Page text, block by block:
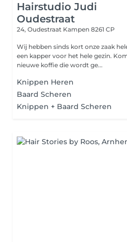
Hairstudio Judi
Oudestraat
24, Oudestraat Kampen 8261 CP
Wij hebben sinds kort onze zaak
een kapper voor het hele gezin.
nieuwe koffie die wordt ge...
Knippen Heren
Baard Scheren
Knippen + Baard Scheren